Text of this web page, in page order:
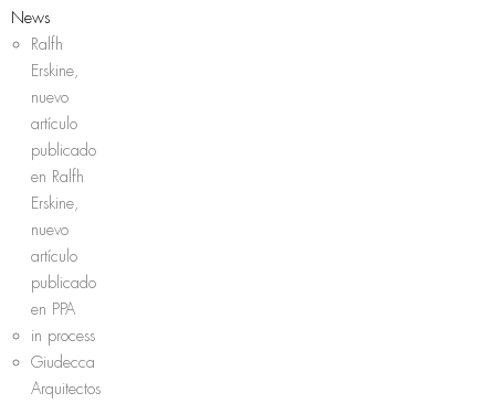
News
Ralfh
Erskine,
nuevo
artículo
publicado
en Ralfh
Erskine,
nuevo
artículo
publicado
en PPA
in process
Giudecca
Arquitectos